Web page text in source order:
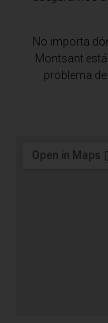
No importa
Montsant
problema